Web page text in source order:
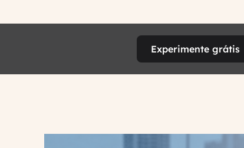
Experimente grátis